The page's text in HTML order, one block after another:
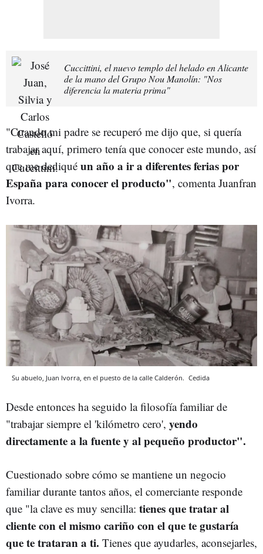
Cuccittini, el nuevo templo del helado en Alicante
de la mano del Grupo Nou Manolín: "Nos
diferencia la materia prima"
"Cuando mi padre se recuperó me dijo que, si quería
trabajar aquí, primero tenía que conocer este mundo, así
que me dediqué un año a ir a diferentes ferias por
España para conocer el producto", comenta Juanfran
Ivorra.
Su abuelo, Juan Ivorra, en el puesto de la calle Calderón. Cedida
Desde entonces ha seguido la filosofía familiar de
"trabajar siempre el 'kilómetro cero', yendo
directamente a la fuente y al pequeño productor".
Cuestionado sobre cómo se mantiene un negocio
familiar durante tantos años, el comerciante responde
que "la clave es muy sencilla: tienes que tratar al
cliente con el mismo cariño con el que te gustaría
que te trataran a ti. Tienes que ayudarles, aconsejarles,